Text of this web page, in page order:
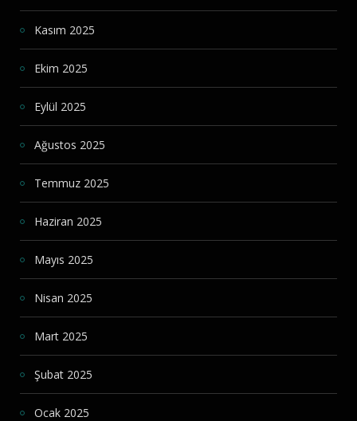
Kasım 2025
Ekim 2025
Eylül 2025
Ağustos 2025
Temmuz 2025
Haziran 2025
Mayıs 2025
Nisan 2025
Mart 2025
Şubat 2025
Ocak 2025